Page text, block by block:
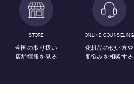
STORE
全国の取り扱い
店舗情報を見る
ONLINE COUNSELING
化粧品の使い方や
肌悩みを相談する